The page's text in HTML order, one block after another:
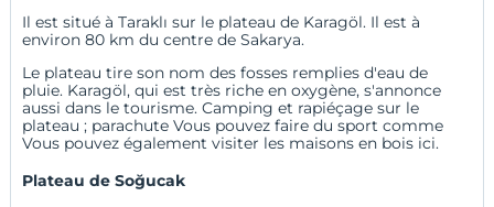
Il est situé à Taraklı sur le plateau de Karagöl. Il est à
environ 80 km du centre de Sakarya.
Le plateau tire son nom des fosses remplies d'eau de
pluie. Karagöl, qui est très riche en oxygène, s'annonce
aussi dans le tourisme. Camping et rapiéçage sur le
plateau ; parachute Vous pouvez faire du sport comme
Vous pouvez également visiter les maisons en bois ici.
Plateau de Soğucak